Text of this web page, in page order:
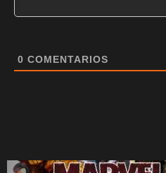
0 COMENTARIOS